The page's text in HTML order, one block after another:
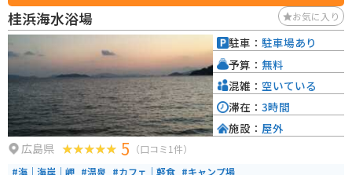
桂浜海水浴場 お気に入り
広島県 5 （口コミ1件）
#海｜海岸｜岬 #温泉 #カフェ｜軽食 #キャンプ場
駐車： 駐車場あり
予算： 無料
混雑： 空いている
滞在： 3時間
施設： 屋外